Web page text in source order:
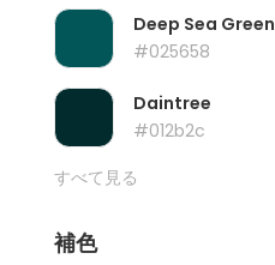
Deep Sea Green
#025658
Daintree
#012b2c
すべて見る
補色